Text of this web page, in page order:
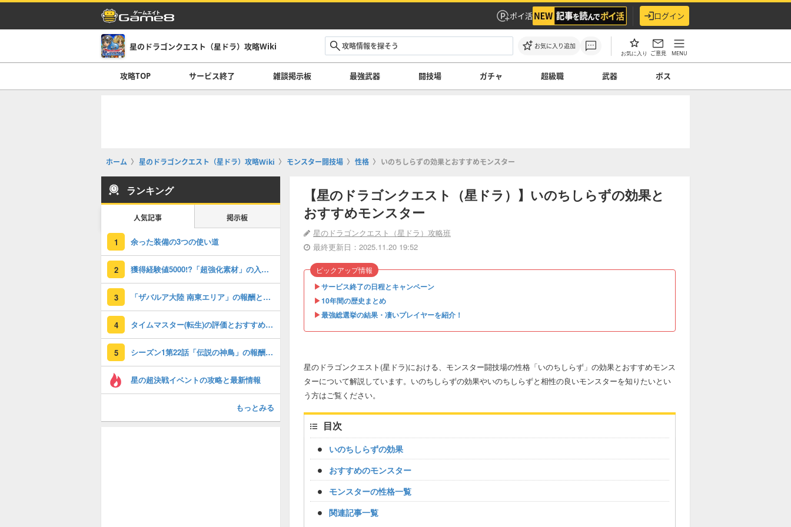
ポイ活 ログイン
星のドラゴンクエスト（星ドラ）攻略Wiki お気に入り追加
お気に入り ご意見 MENU
攻略TOP サービス終了 雑談掲示板 最強武器 闘技場 ガチャ 超級職 武器 ボス
ホーム 星のドラゴンクエスト（星ドラ）攻略Wiki モンスター闘技場 性格 いのちしらずの効果とおすすめモンスター
【星のドラゴンクエスト（星ドラ）】いのちしらずの効果と
おすすめモンスター
星のドラゴンクエスト（星ドラ）攻略班
最終更新日：2025.11.20 19:52
▶︎サービス終了の日程とキャンペーン
▶︎10年間の歴史まとめ
▶︎最強総選挙の結果・凄いプレイヤーを紹介！
ピックアップ情報
星のドラゴンクエスト(星ドラ)における、モンスター闘技場の性格「いのちしらず」の効果とおすすめモンス
ターについて解説しています。いのちしらずの効果やいのちしらずと相性の良いモンスターを知りたいとい
う方はご覧ください。
目次
いのちしらずの効果
おすすめのモンスター
モンスターの性格一覧
関連記事一覧
ランキング
人気記事 掲示板
1 余った装備の3つの使い道
2 獲得経験値5000!?「超強化素材」の入手方法！
3 「ザバルア大陸 南東エリア」の報酬と獲得経験値
4 タイムマスター(転生)の評価とおすすめスキル
5 シーズン1第22話「伝説の神鳥」の報酬と獲得経験値
星の超決戦イベントの攻略と最新情報
もっとみる